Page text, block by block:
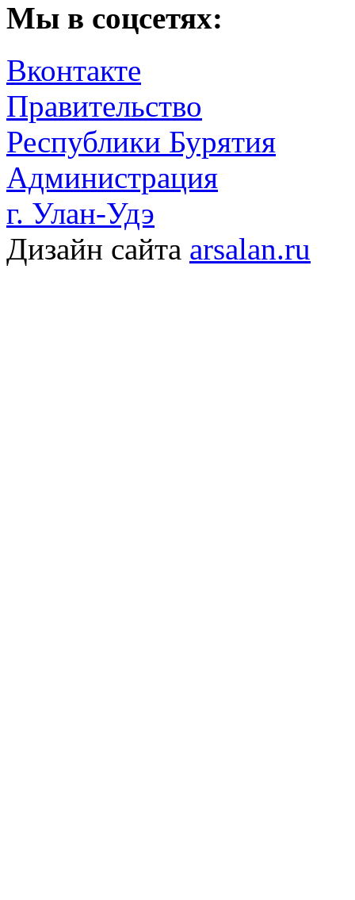
Мы в соцсетях:
Вконтакте
Правительство
Республики Бурятия
Администрация
г. Улан-Удэ
Дизайн сайта arsalan.ru